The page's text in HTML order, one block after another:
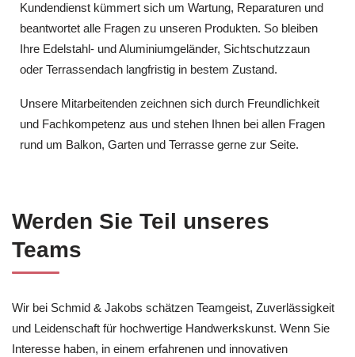
Kundendienst kümmert sich um Wartung, Reparaturen und
beantwortet alle Fragen zu unseren Produkten. So bleiben
Ihre Edelstahl- und Aluminiumgeländer, Sichtschutzzaun
oder Terrassendach langfristig in bestem Zustand.
Unsere Mitarbeitenden zeichnen sich durch Freundlichkeit
und Fachkompetenz aus und stehen Ihnen bei allen Fragen
rund um Balkon, Garten und Terrasse gerne zur Seite.
Werden Sie Teil unseres
Teams
Wir bei Schmid & Jakobs schätzen Teamgeist, Zuverlässigkeit
und Leidenschaft für hochwertige Handwerkskunst. Wenn Sie
Interesse haben, in einem erfahrenen und innovativen